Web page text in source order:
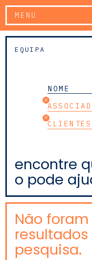
MENU
EQUIPA
encontre
o pode
Não
pesquisa.